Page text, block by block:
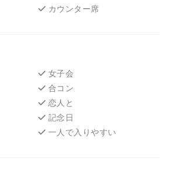
カウンター席
女子会
合コン
恋人と
記念日
一人で入りやすい